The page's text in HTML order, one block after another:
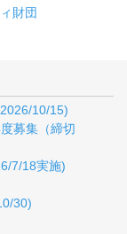
財団
10/15)
募集（締切
7/18実施)
30)